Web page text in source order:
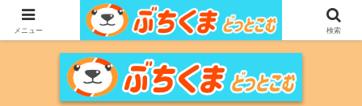
家づくりをメインに、家電、PC/MACなどのレビュー、育児、新潟の情報を気
の向くままに、気が済むまで調べ上げるブログです。
メニュー 検索